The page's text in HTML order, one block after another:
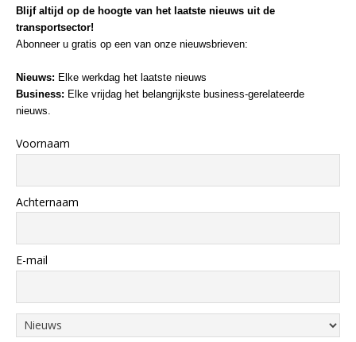
Blijf altijd op de hoogte van het laatste nieuws uit de
transportsector!
Abonneer u gratis op een van onze nieuwsbrieven:
Nieuws: Elke werkdag het laatste nieuws
Business: Elke vrijdag het belangrijkste business-gerelateerde
nieuws.
Voornaam
Achternaam
E-mail